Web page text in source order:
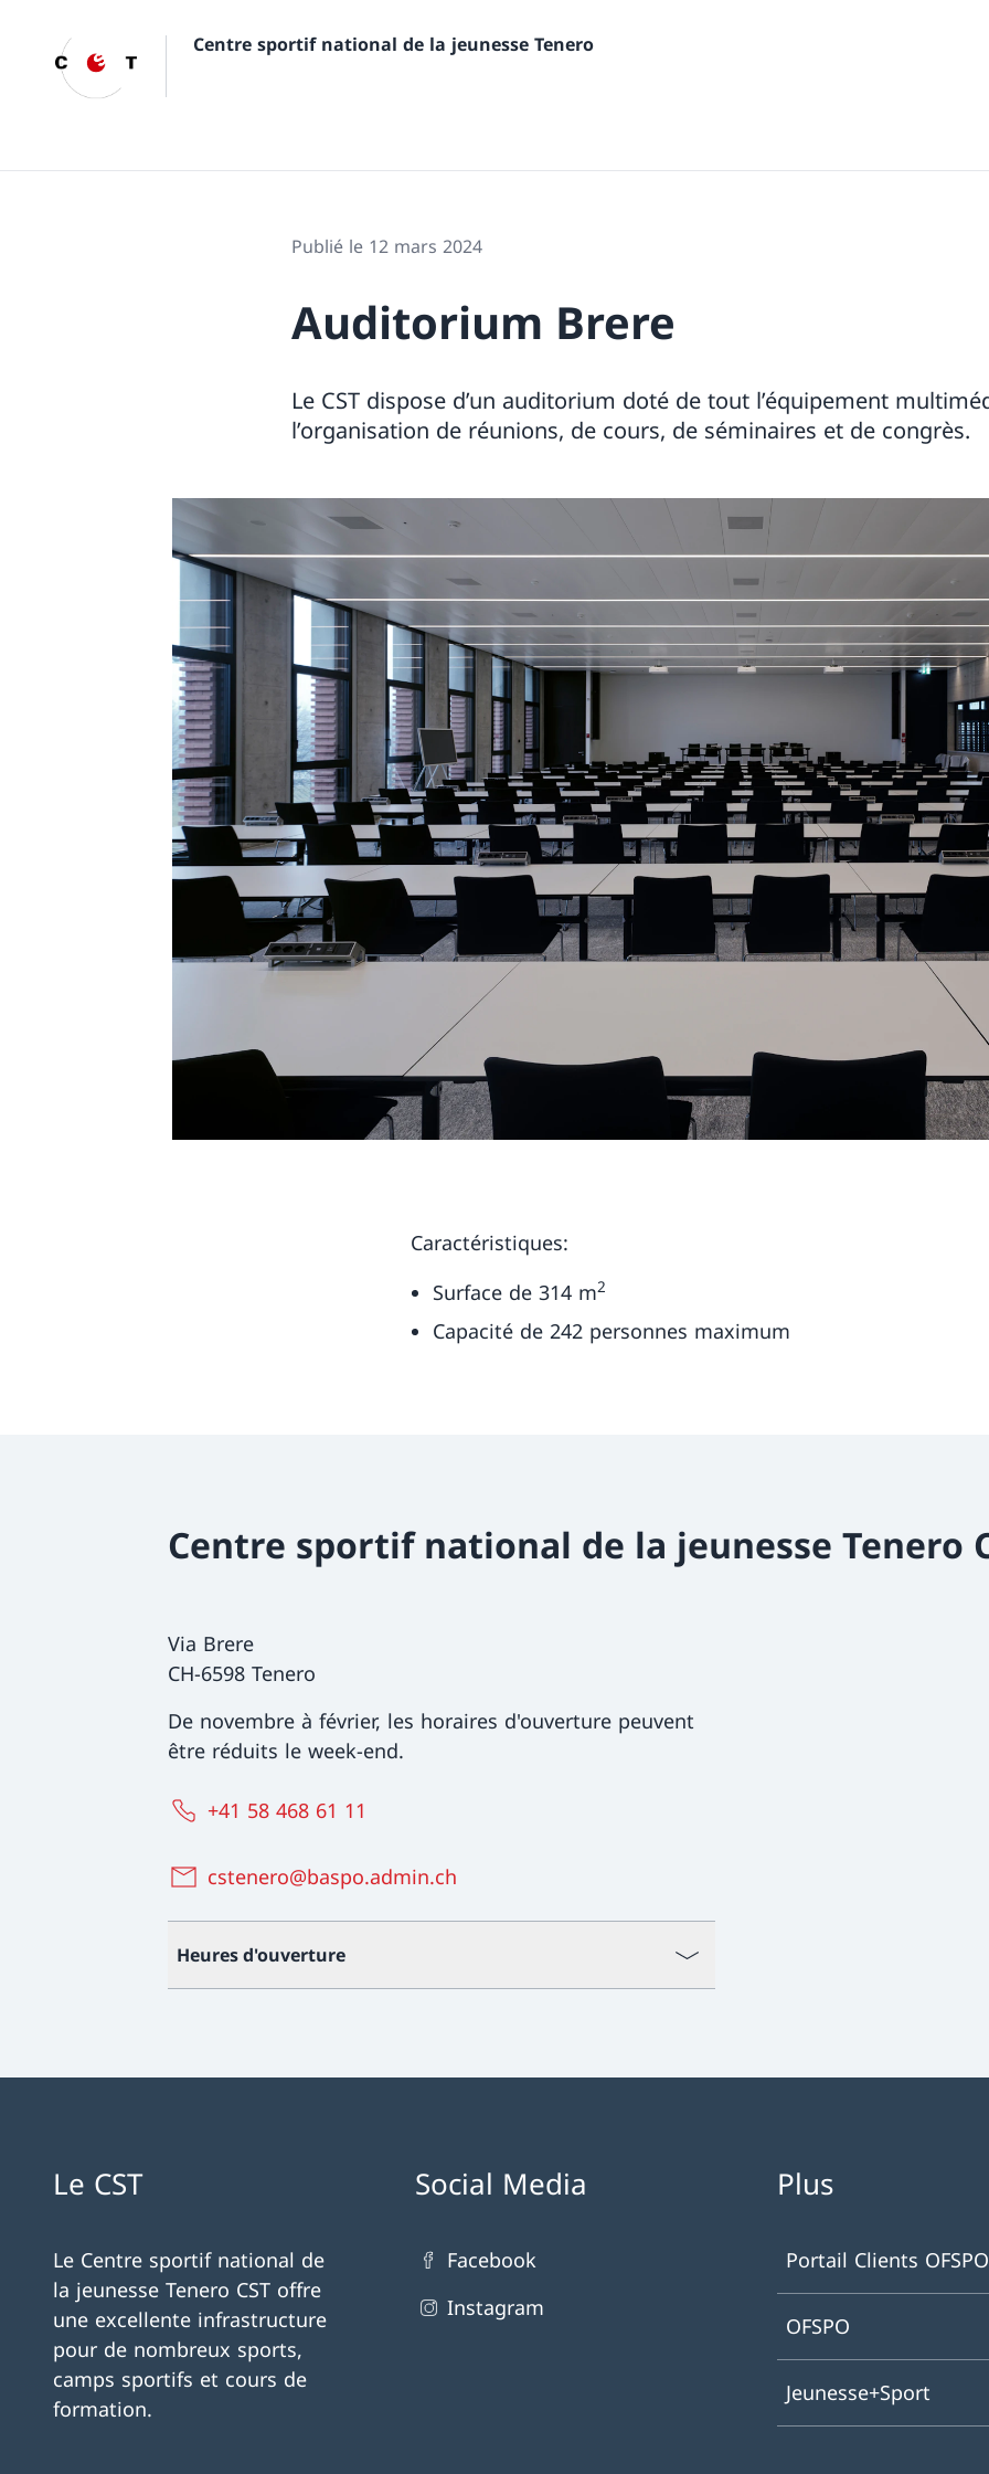
Centre sportif national de la jeunesse Tenero
Publié le 12 mars 2024
Auditorium Brere
Le CST dispose d’un auditorium doté de tout l’équipement
l’organisation de réunions, de cours, de séminaires et de congrès.
Caractéristiques:
Surface de 314 m2
Capacité de 242 personnes maximum
Centre sportif national de la jeunesse Tenero
Via Brere
CH-6598 Tenero
De novembre à février, les horaires d'ouverture peuvent
être réduits le week-end.
+41 58 468 61 11
cstenero@baspo.admin.ch
Heures d'ouverture
Le CST
Le Centre sportif national de
la jeunesse Tenero CST offre
une excellente infrastructure
pour de nombreux sports,
camps sportifs et cours de
formation.
Social Media
Facebook
Instagram
Plus
Portail Clients OFSPO
OFSPO
Jeunesse+Sport